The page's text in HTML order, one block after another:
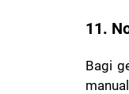
11.
Bagi